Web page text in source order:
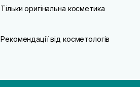
Тільки оригінальна косметика
Рекомендації від косметологів